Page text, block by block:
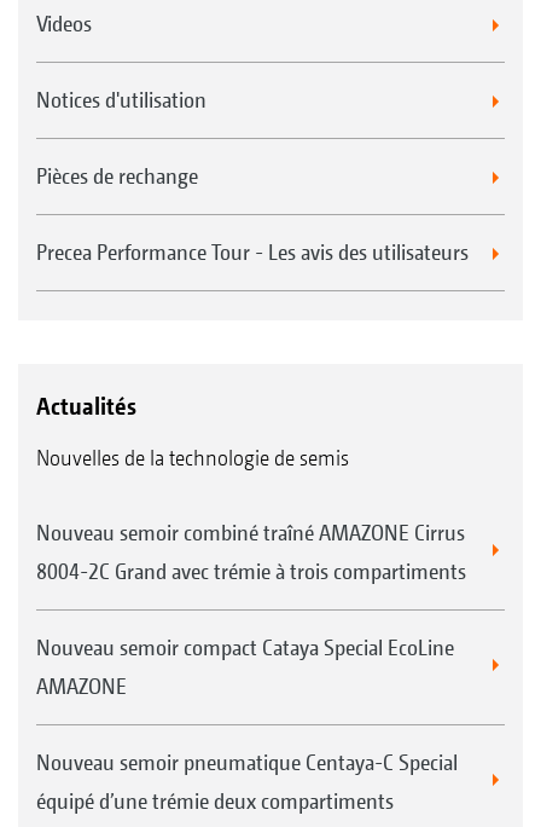
Videos
Notices d'utilisation
Pièces de rechange
Precea Performance Tour - Les avis des utilisateurs
Actualités
Nouvelles de la technologie de semis
Nouveau semoir combiné traîné AMAZONE Cirrus
8004-2C Grand avec trémie à trois compartiments
Nouveau semoir compact Cataya Special EcoLine
AMAZONE
Nouveau semoir pneumatique Centaya-C Special
équipé d’une trémie deux compartiments